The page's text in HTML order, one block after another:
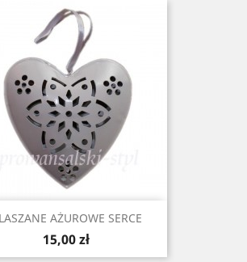
AŻUROWE SERCE
Cena
15,00 zł